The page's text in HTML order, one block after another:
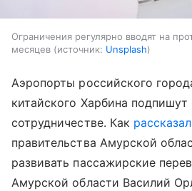
Ограничения регулярно вводят на
месяцев
источник: Unsplash
Аэропорты российского
китайского Харбина подпишут
сотрудничестве. Как
правительства Амурской
развивать пассажирские
Амурской области Василий